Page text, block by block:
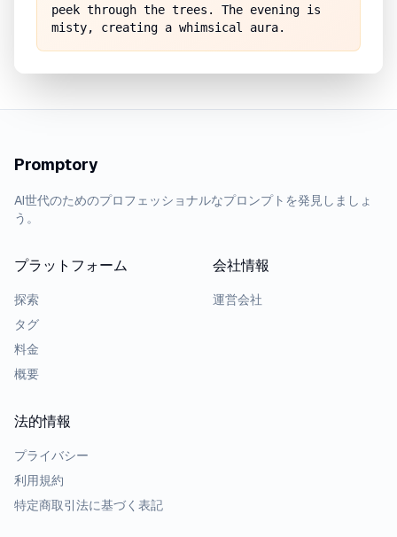
peek through the trees. The evening is
misty, creating a whimsical aura.
Promptory
AI世代のためのプロフェッショナルなプロンプトを発見しましょ
う。
プラットフォーム
探索
タグ
料金
概要
会社情報
運営会社
法的情報
プライバシー
利用規約
特定商取引法に基づく表記